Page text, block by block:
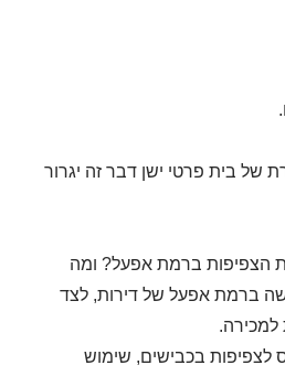
של בית פרטי ישן דבר זה יגרור
הצפיפות ברמת אפעל? ומה
ברמת אפעל של דירות, לצד
למכירה.
לצפיפות בכבישים, שימוש